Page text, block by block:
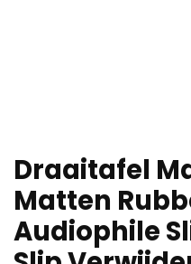
Draaitafel
Matten
Audiophile